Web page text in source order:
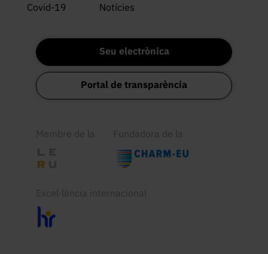
Covid-19
Notícies
Seu electrònica
Portal de transparència
Membre de la Fundadora de la
Excel·lència internacional